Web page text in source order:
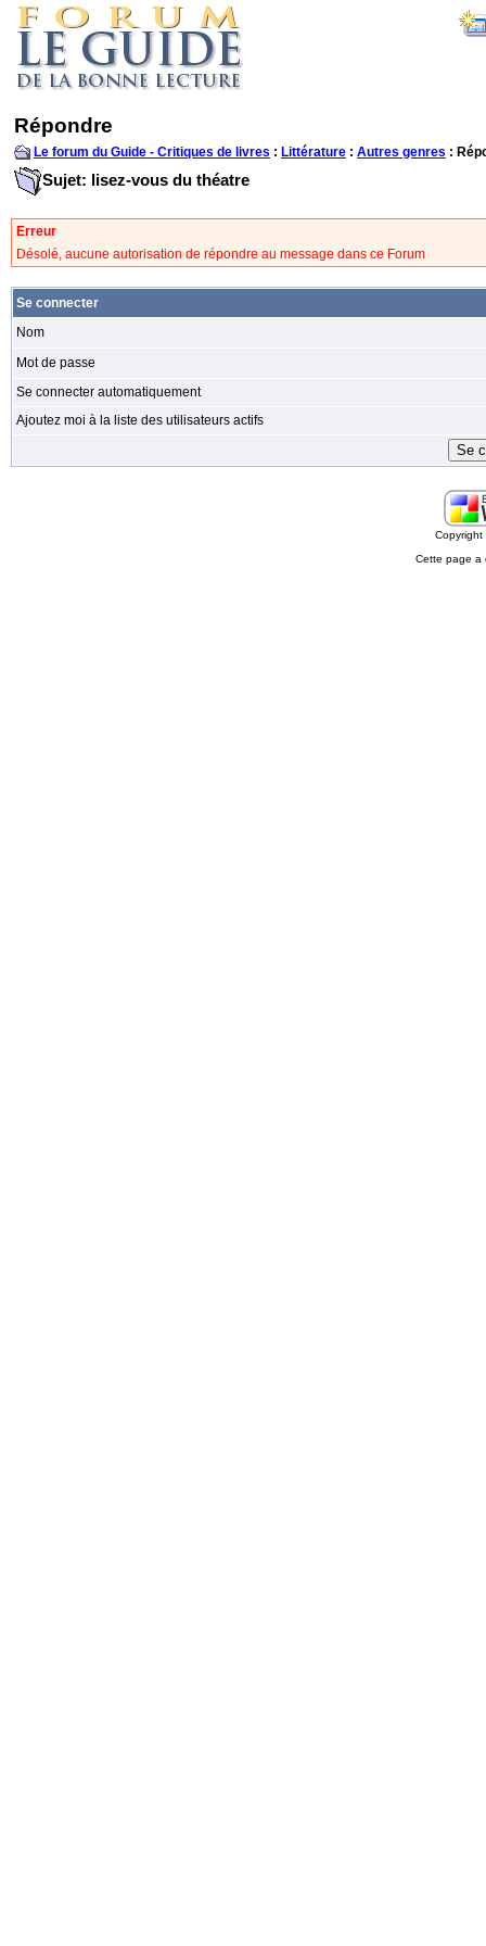
Répondre
Le forum du Guide - Critiques de livres : Littérature : Autres genres :
Sujet: lisez-vous du théatre
Erreur
Désolé, aucune autorisation de répondre au message dans ce Forum
Se connecter
Nom
Mot de passe
Se connecter automatiquement
Ajoutez moi à la liste des utilisateurs actifs
Cette page a